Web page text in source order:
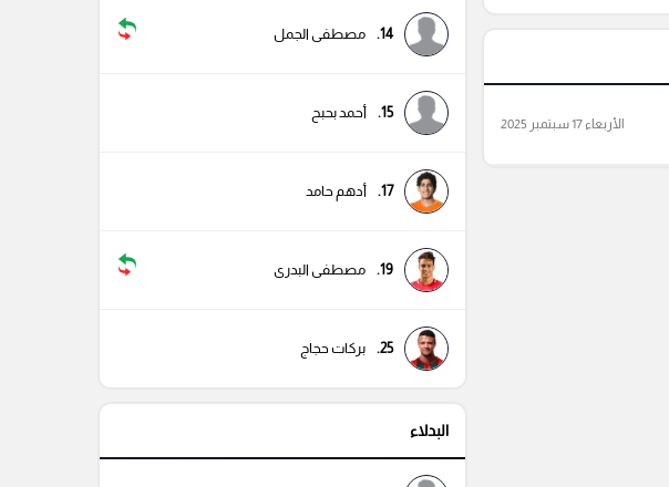
الأربعاء 17 سبتمبر 2025
14. مصطفى الجمل
15. أحمد بحبح
17. أدهم حامد
19. مصطفى البدرى
25. بركات حجاج
البدلاء